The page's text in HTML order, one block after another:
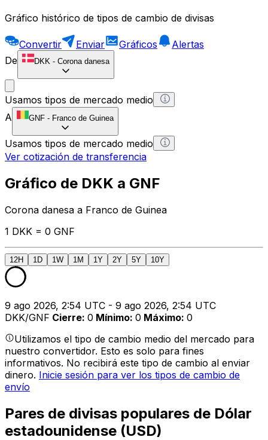
Gráfico histórico de tipos de cambio de divisas
Convertir Enviar Gráficos
Alertas
De
DKK - Corona danesa
Usamos tipos de mercado medio
A
GNF - Franco de Guinea
Usamos tipos de mercado medio
Ver cotización de transferencia
Gráfico de DKK a GNF
Corona danesa a Franco de Guinea
1 DKK = 0 GNF
12H 1D 1W 1M 1Y 2Y 5Y 10Y
9 ago 2026, 2:54 UTC - 9 ago 2026, 2:54 UTC
DKK/GNF Cierre: 0 Mínimo: 0 Máximo: 0
Utilizamos el tipo de cambio medio del mercado para
nuestro convertidor. Esto es solo para fines
informativos. No recibirá este tipo de cambio al enviar
dinero. Inicie sesión para ver los tipos de cambio de
envío
Pares de divisas populares de Dólar
estadounidense (USD)